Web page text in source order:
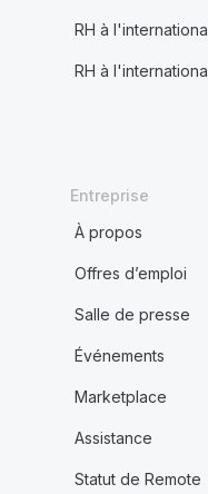
RH à
RH à
Entreprise
À propos
Offres d’emploi
Salle de presse
Événements
Marketplace
Assistance
Statut de Remote